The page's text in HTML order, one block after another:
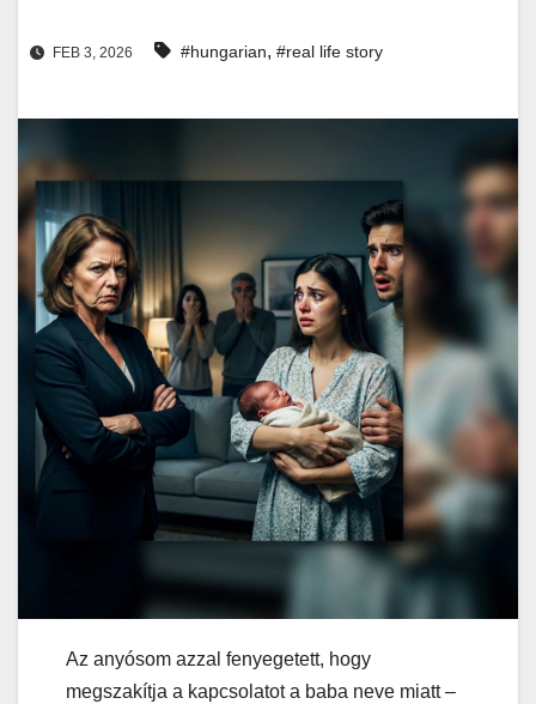
FEB 3, 2026 #hungarian, #real life story
Az anyósom azzal fenyegetett, hogy
megszakítja a kapcsolatot a baba neve miatt –